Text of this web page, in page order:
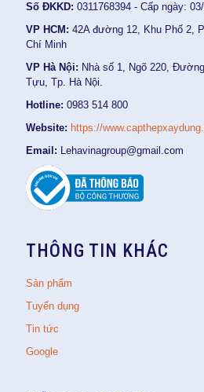
Số ĐKKD: 0311768394 - Cấp ngày:
VP HCM: 42A đường 12, Khu Phố 2,
Chí Minh
VP Hà Nội: Nhà số 1, Ngõ 220,
Tựu, Tp. Hà Nội.
Hotline: 0983 514 800
Website: https://
Email: Lehavinagroup@gmail.com
THÔNG TIN KHÁC
Sản phẩm
Tuyển dụng
Tin tức
Google